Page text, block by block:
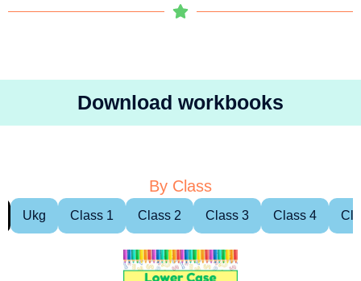
Download workbooks
By Class
Ukg Class 1 Class 2 Class 3 Class 4